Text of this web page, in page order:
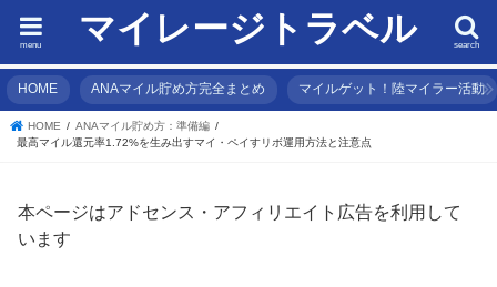
マイレージトラベル search
menu
HOME ANAマイル貯め方完全まとめ マイルゲット！陸マイラー活動
HOME
ANAマイル貯め方：準備編
最高マイル還元率1.72%を生み出すマイ・ペイすリボ運用方法と注意点
本ページはアドセンス・アフィリエイト広告を利用して
います